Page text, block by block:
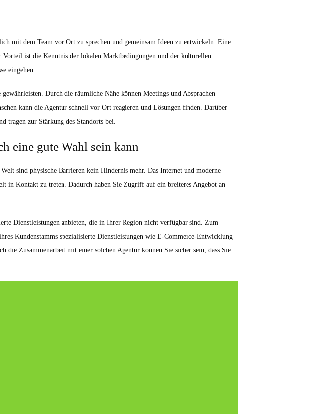
mit dem Team vor Ort zu sprechen und gemeinsam Ideen zu entwickeln. Eine
ist die Kenntnis der lokalen Marktbedingungen und der kulturellen
eingehen.
Durch die räumliche Nähe können Meetings und Absprachen
kann die Agentur schnell vor Ort reagieren und Lösungen finden. Darüber
tragen zur Stärkung des Standorts bei.
eine gute Wahl sein kann
sind physische Barrieren kein Hindernis mehr. Das Internet und moderne
in Kontakt zu treten. Dadurch haben Sie Zugriff auf ein breiteres Angebot an
Dienstleistungen anbieten, die in Ihrer Region nicht verfügbar sind. Zum
Kundenstamms spezialisierte Dienstleistungen wie E-Commerce-Entwicklung
Zusammenarbeit mit einer solchen Agentur können Sie sicher sein, dass Sie